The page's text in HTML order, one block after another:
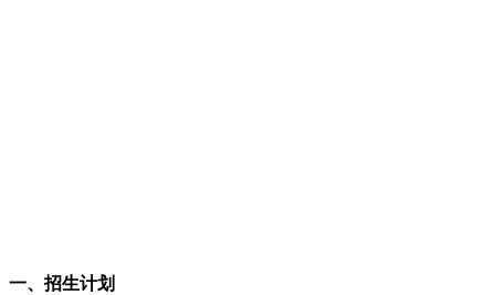
一、招生计划